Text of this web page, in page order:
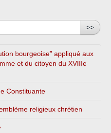
>>
bourgeoise” appliqué aux
et du citoyen du XVIIIe
Constituante
religieux chrétien